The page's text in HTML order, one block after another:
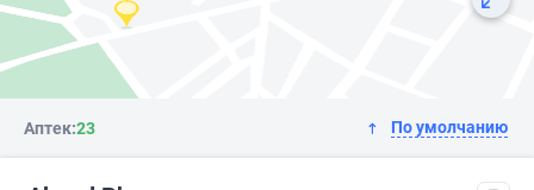
Аптек:23 По умолчанию